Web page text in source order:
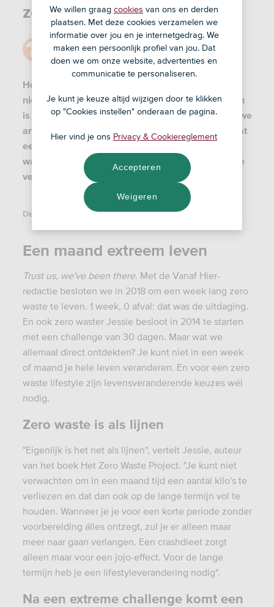
zero waste moet gaan
Door
14 jan '21
Het klinkt misschien een beetje gek: "Waarom je
niet een maand zero waste moet gaan". Maar toch
is het een oproep die we graag doen. Niet omdat we
anti-zero waste zijn, integendeel zelfs. Maar omdat
een challenge van een week of maand
waarschijnlijk niet the way to go is voor langdurige
verandering.
Deel dit artikel:
Een maand extreem leven
Trust us, we've been there. Met de Vanaf Hier-
redactie besloten we in 2018 om een week lang zero
waste te leven. 1 week, 0 afval: dat was de uitdaging.
En ook zero waster Jessie besloot in 2014 te starten
met een challenge van 30 dagen. Maar wat we
allemaal direct ontdekten? Je kunt niet in een week
of maand je hele leven veranderen. En voor een zero
waste lifestyle zijn levensveranderende keuzes wél
nodig.
Zero waste is als lijnen
"Eigenlijk is het net als lijnen", vertelt Jessie, auteur
van het boek Het Zero Waste Project. "Je kunt niet
verwachten om in een maand tijd een aantal kilo's te
verliezen en dat dan ook op de lange termijn vol te
houden. Wanneer je je voor een korte periode zonder
voorbereiding álles ontzegt, zul je er alleen maar
meer naar gaan verlangen. Een crashdieet zorgt
alleen maar voor een jojo-effect. Voor de lange
termijn heb je een lifestyleverandering nodig".
Na een extreme challenge komt een
We willen graag cookies van ons en derden
plaatsen. Met deze cookies verzamelen we
informatie over jou en je internetgedrag. We
maken een persoonlijk profiel van jou. Dat
doen we om onze website, advertenties en
communicatie te personaliseren.
Je kunt je keuze altijd wijzigen door te klikken
op "Cookies instellen" onderaan de pagina.
Hier vind je ons Privacy & Cookiereglement
Weigeren
Accepteren